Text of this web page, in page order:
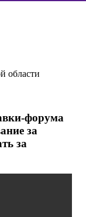
области
форума
за
за